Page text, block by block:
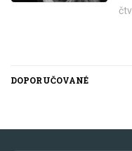
DOPORUČOVANÉ